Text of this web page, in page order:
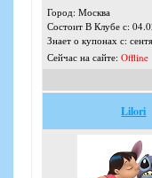
Город: Москва
Состоит В Клубе с:
Знает о купонах с:
Сейчас на сайте: Offline
Lilori